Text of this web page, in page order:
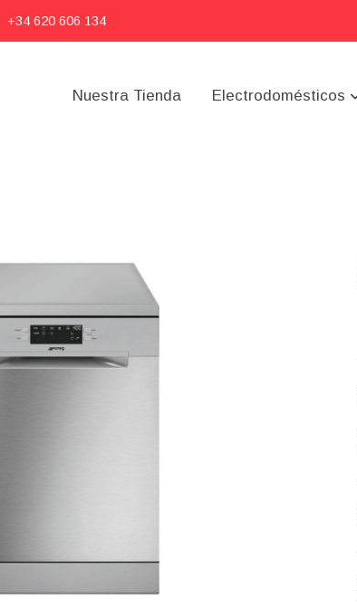
+34 620 606 134
Nuestra Tienda Electrodomésticos